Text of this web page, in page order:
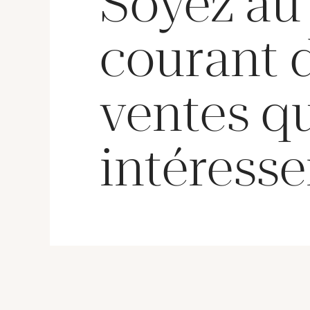
courant
ventes